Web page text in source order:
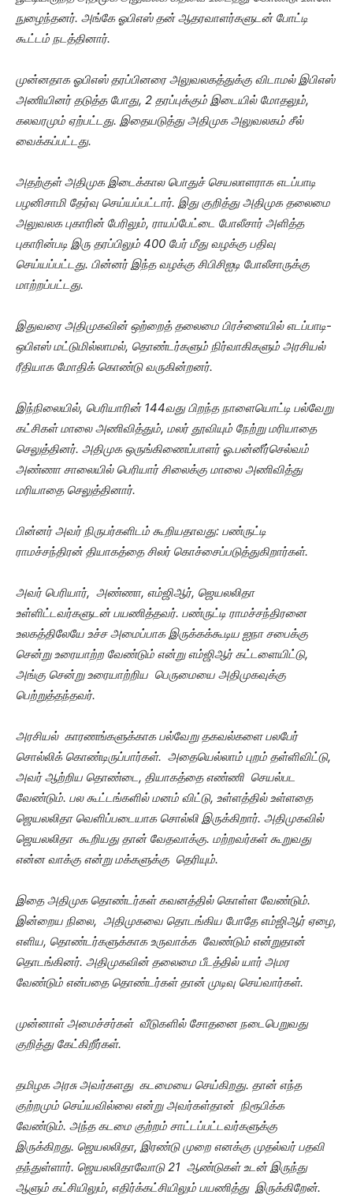
நுழைந்தனர். அங்கே ஓபிஎஸ் தன் ஆதரவாளர்களுடன் போட்டி
கூட்டம் நடத்தினார்.
முன்னதாக ஓபிஎஸ் தரப்பினரை அலுவலகத்துக்கு விடாமல் இபிஎஸ்
அணியினர் தடுத்த போது, 2 தரப்புக்கும் இடையில் மோதலும்,
கலவரமும் ஏற்பட்டது. இதையடுத்து அதிமுக அலுவலகம் சீல்
வைக்கப்பட்டது.
அதற்குள் அதிமுக இடைக்கால பொதுச் செயலாளராக எடப்பாடி
பழனிசாமி தேர்வு செய்யப்பட்டார். இது குறித்து அதிமுக தலைமை
அலுவலக புகாரின் பேரிலும், ராயப்பேட்டை போலீசார் அளித்த
புகாரின்படி இரு தரப்பிலும் 400 பேர் மீது வழக்கு பதிவு
செய்யப்பட்டது. பின்னர் இந்த வழக்கு சிபிசிஐடி போலீசாருக்கு
மாற்றப்பட்டது.
இதுவரை அதிமுகவின் ஒற்றைத் தலைமை பிரச்னையில் எடப்பாடி-
ஒபிஎஸ் மட்டுமில்லாமல், தொண்டர்களும் நிர்வாகிகளும் அரசியல்
ரீதியாக மோதிக் கொண்டு வருகின்றனர்.
இந்நிலையில், பெரியாரின் 144வது பிறந்த நாளையொட்டி பல்வேறு
கட்சிகள் மாலை அணிவித்தும், மலர் தூவியும் நேற்று மரியாதை
செலுத்தினர். அதிமுக ஒருங்கிணைப்பாளர் ஓ.பன்னீர்செல்வம்
அண்ணா சாலையில் பெரியார் சிலைக்கு மாலை அணிவித்து
மரியாதை செலுத்தினார்.
பின்னர் அவர் நிருபர்களிடம் கூறியதாவது: பண்ருட்டி
ராமச்சந்திரன் தியாகத்தை சிலர் கொச்சைப்படுத்துகிறார்கள்.
அவர் பெரியார், அண்ணா, எம்ஜிஆர், ஜெயலலிதா
உள்ளிட்டவர்களுடன் பயணித்தவர். பண்ருட்டி ராமச்சந்திரனை
உலகத்திலேயே உச்ச அமைப்பாக இருக்கக்கூடிய ஐநா சபைக்கு
சென்று உரையாற்ற வேண்டும் என்று எம்ஜிஆர் கட்டளையிட்டு,
அங்கு சென்று உரையாற்றிய பெருமையை அதிமுகவுக்கு
பெற்றுத்தந்தவர்.
அரசியல் காரணங்களுக்காக பல்வேறு தகவல்களை பலபேர்
சொல்லிக் கொண்டிருப்பார்கள். அதையெல்லாம் புறம் தள்ளிவிட்டு,
அவர் ஆற்றிய தொண்டை, தியாகத்தை எண்ணி செயல்பட
வேண்டும். பல கூட்டங்களில் மனம் விட்டு, உள்ளத்தில் உள்ளதை
ஜெயலலிதா வெளிப்படையாக சொல்லி இருக்கிறார். அதிமுகவில்
ஜெயலலிதா கூறியது தான் வேதவாக்கு. மற்றவர்கள் கூறுவது
என்ன வாக்கு என்று மக்களுக்கு தெரியும்.
இதை அதிமுக தொண்டர்கள் கவனத்தில் கொள்ள வேண்டும்.
இன்றைய நிலை, அதிமுகவை தொடங்கிய போதே எம்ஜிஆர் ஏழை,
எளிய, தொண்டர்களுக்காக உருவாக்க வேண்டும் என்றுதான்
தொடங்கினர். அதிமுகவின் தலைமை பீடத்தில் யார் அமர
வேண்டும் என்பதை தொண்டர்கள் தான் முடிவு செய்வார்கள்.
முன்னாள் அமைச்சர்கள் வீடுகளில் சோதனை நடைபெறுவது
குறித்து கேட்கிறீர்கள்.
தமிழக அரசு அவர்களது கடமையை செய்கிறது. தான் எந்த
குற்றமும் செய்யவில்லை என்று அவர்கள்தான் நிரூபிக்க
வேண்டும். அந்த கடமை குற்றம் சாட்டப்பட்டவர்களுக்கு
இருக்கிறது. ஜெயலலிதா, இரண்டு முறை எனக்கு முதல்வர் பதவி
தந்துள்ளார். ஜெயலலிதாவோடு 21 ஆண்டுகள் உடன் இருந்து
ஆளும் கட்சியிலும், எதிர்க்கட்சியிலும் பயணித்து இருக்கிறேன்.